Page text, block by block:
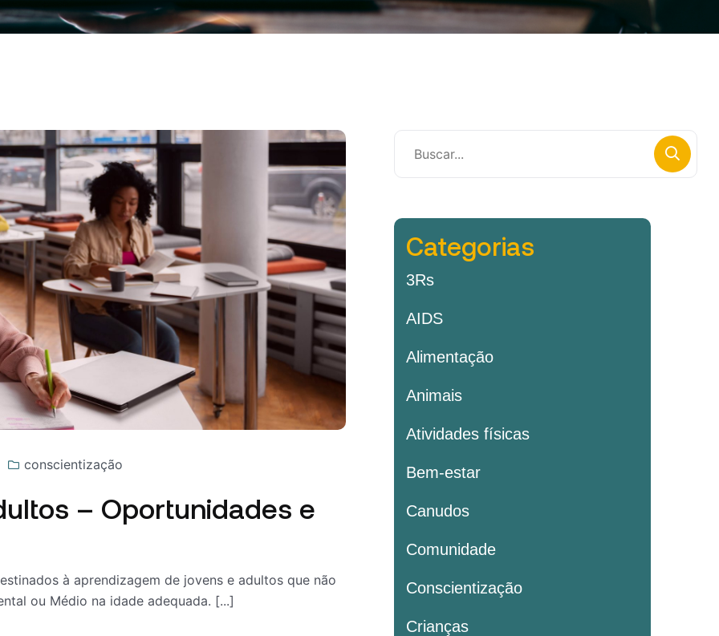
conscientização
– Oportunidades e
à aprendizagem de jovens e adultos que não
ou Médio na idade adequada. [...]
Categorias
3Rs
AIDS
Alimentação
Animais
Atividades físicas
Bem-estar
Canudos
Comunidade
Conscientização
Crianças